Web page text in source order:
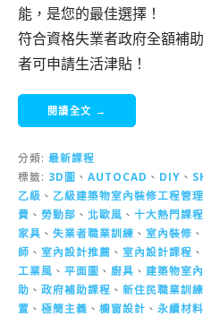
能，是您的最佳選擇！
符合資格失業者政府全額補
者可申請生活津貼！
閱讀全文 →
分類: 最新課程
標籤: 3D圖 、 AUTOCAD 、 DIY 、
乙級 、 乙級建築物室內裝修工程管理
費 、 勞動部 、 北歐風 、 十大熱門課程
家具 、 失業者職業訓練 、 室內裝修 、
師 、 室內設計推薦 、 室內設計課程 、
工業風 、 平面圖 、 廚具 、 建築物室
助 、 政府補助課程 、 新住民職業訓練
置 、 極簡主義 、 櫥窗設計 、 永續材料